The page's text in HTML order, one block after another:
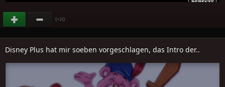
(+31)
Disney Plus hat mir soeben vorgeschlagen, das Intro der..